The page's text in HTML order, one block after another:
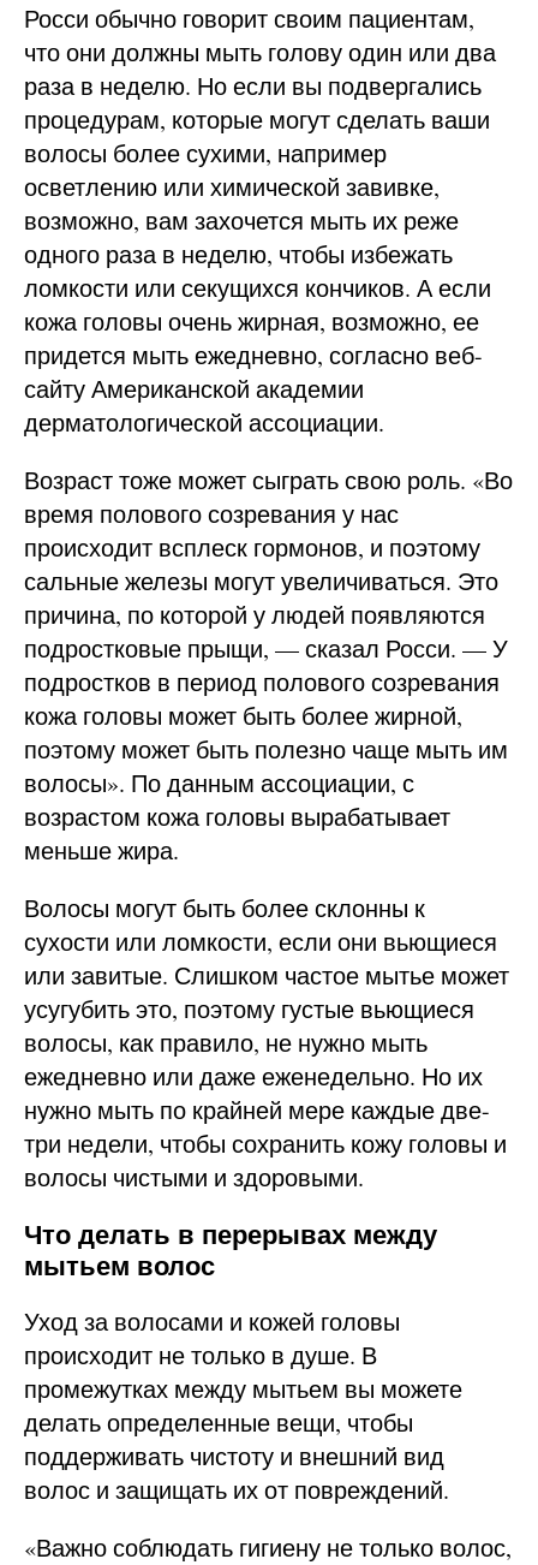
Росси обычно говорит своим пациентам,
что они должны мыть голову один или два
раза в неделю. Но если вы подвергались
процедурам, которые могут сделать ваши
волосы более сухими, например
осветлению или химической завивке,
возможно, вам захочется мыть их реже
одного раза в неделю, чтобы избежать
ломкости или секущихся кончиков. А если
кожа головы очень жирная, возможно, ее
придется мыть ежедневно, согласно веб-
сайту Американской академии
дерматологической ассоциации.
Возраст тоже может сыграть свою роль. «Во
время полового созревания у нас
происходит всплеск гормонов, и поэтому
сальные железы могут увеличиваться. Это
причина, по которой у людей появляются
подростковые прыщи, — сказал Росси. — У
подростков в период полового созревания
кожа головы может быть более жирной,
поэтому может быть полезно чаще мыть им
волосы». По данным ассоциации, с
возрастом кожа головы вырабатывает
меньше жира.
Волосы могут быть более склонны к
сухости или ломкости, если они вьющиеся
или завитые. Слишком частое мытье может
усугубить это, поэтому густые вьющиеся
волосы, как правило, не нужно мыть
ежедневно или даже еженедельно. Но их
нужно мыть по крайней мере каждые две-
три недели, чтобы сохранить кожу головы и
волосы чистыми и здоровыми.
Что делать в перерывах между
мытьем волос
Уход за волосами и кожей головы
происходит не только в душе. В
промежутках между мытьем вы можете
делать определенные вещи, чтобы
поддерживать чистоту и внешний вид
волос и защищать их от повреждений.
«Важно соблюдать гигиену не только волос,